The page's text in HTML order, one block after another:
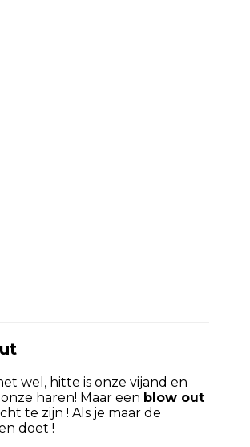
wel, hitte is onze vijand en
haren! Maar een blow out
te zijn ! Als je maar de
doet !